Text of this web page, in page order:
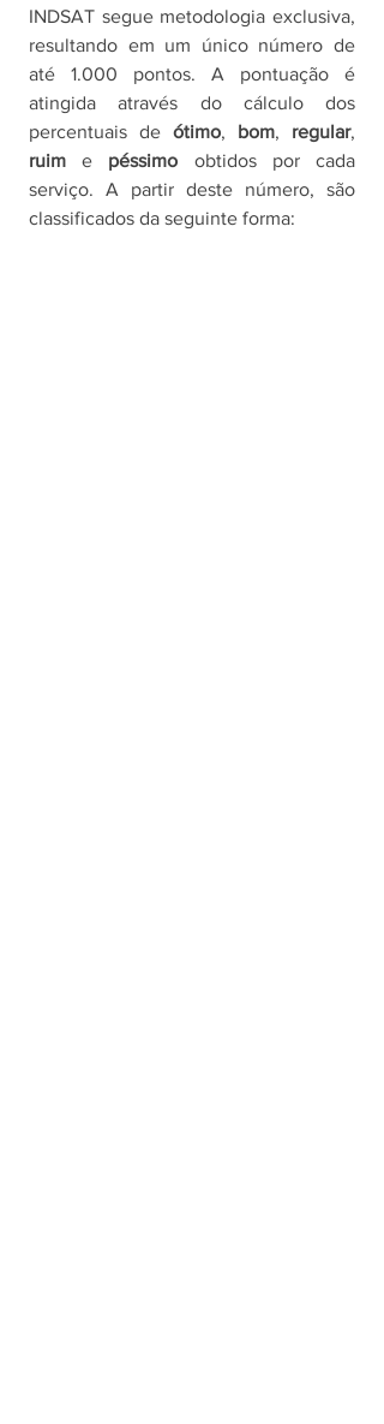
INDSAT segue metodologia exclusiva,
resultando em um único número de
até 1.000 pontos. A pontuação é
atingida através do cálculo dos
percentuais de ótimo, bom, regular
ruim e péssimo obtidos por cada
serviço. A partir deste número, são
classificados da seguinte forma: